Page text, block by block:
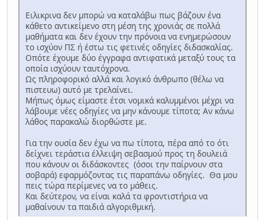
Ειλικρινα δεν μπορώ να καταλάβω πως βάζουν ένα
κάθετο αντικείμενο στη μέση της χρονιάς σε πολλά
μαθήματα και δεν έχουν την πρόνοια να ενημερώσουν
το ισχύον ΠΣ ή έστω τις φετινές οδηγίες διδασκαλίας.
Οπότε έχουμε δύο έγγραφα αντιφατικά μεταξύ τους τα
οποία ισχύουν ταυτόχρονα.
Ως πληροφορικό αλλά και λογικό άνθρωπο (θέλω να
πιστευω) αυτό με τρελαίνει.
Μήπως όμως είμαστε έτσι νομικά καλυμμένοι μέχρι να
λάβουμε νέες οδηγίες να μην κάνουμε τίποτα; Αν κάνω
λάθος παρακαλώ διορθώστε με.
Για την ουσία δεν έχω να πω τίποτα, πέρα από το ότι
δείχνει τεράστια έλλειψη σεβασμού προς τη δουλειά
που κάνουν οι διδάσκοντες (όσοι την παίρνουν στα
σοβαρά) εφαρμόζοντας τις παραπάνω οδηγίες. Θα μου
πεις τώρα περίμενες να το μάθεις.
Και δεύτερον, να είναι καλά τα φροντιστήρια να
μαθαίνουν τα παιδιά αλγοριθμική.